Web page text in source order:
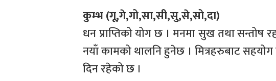
कुम्भ (गू,गे,गो,सा,सी,सु,से,सो,दा)
धन प्राप्तिको योग छ । मनमा सुख तथा
नयाँ कामको थालनि हुनेछ । मित्रहरुबाट
दिन रहेको छ ।